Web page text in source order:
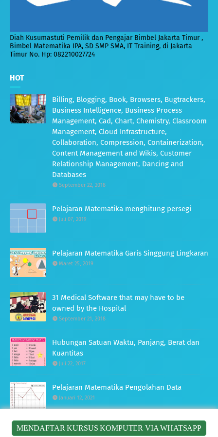
MENDAFTAR KURSUS KOMPUTER VIA WHATSAPP
Diah Kusumastuti Pemilik dan Pengajar Bimbel Jakarta Timur ,
Bimbel Matematika IPA, SD SMP SMA, IT Training, di Jakarta
Timur No. Hp: 082210027724
HOT
Billing, Blogging, Book, Browsers, Bugtrackers,
Business Intelligence, Business Process
Management, Cad, Chart, Chemistry, Classroom
Management, Cloud Infrastructure,
Collaboration, Compression, Containerization,
Content Management and Wikis, Customer
Relationship Management, Dancing and
Databases
September 22, 2018
Pelajaran Matematika menghitung persegi
Juli 07, 2019
Pelajaran Matematika Garis Singgung Lingkaran
Maret 25, 2019
31 Medical Software that may have to be
owned by the Hospital
September 21, 2018
Hubungan Satuan Waktu, Panjang, Berat dan
Kuantitas
Juli 22, 2017
Pelajaran Matematika Pengolahan Data
Januari 12, 2021
Pelajaran Matematika Fungsi Trigonometri